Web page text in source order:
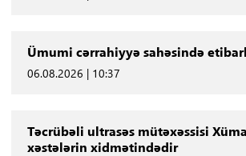
Ümumi cərrahiyyə sahəsində
06.08.2026 | 10:37
Təcrübəli ultrasəs mütəxəssisi
xəstələrin xidmətindədir